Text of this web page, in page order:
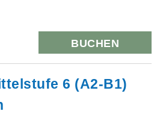
BUCHEN
6 (A2-B1)